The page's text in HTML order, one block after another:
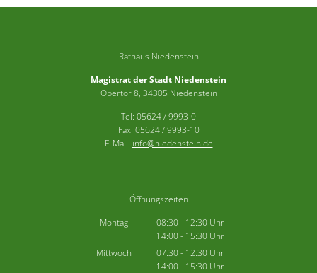
Rathaus Niedenstein
Magistrat der Stadt Niedenstein
Obertor 8, 34305 Niedenstein
Tel: 05624 / 9993-0
Fax: 05624 / 9993-10
E-Mail: info@niedenstein.de
Öffnungszeiten
Montag
08:30- 12:30 Uhr
Von 08:30 bis 12:30 Uhr
14:00- 15:30 Uhr
Von 14:00 bis 15:30 Uhr
Mittwoch 07:30- 12:30 Uhr
Von 07:30 bis 12:30 Uhr
14:00- 15:30 Uhr